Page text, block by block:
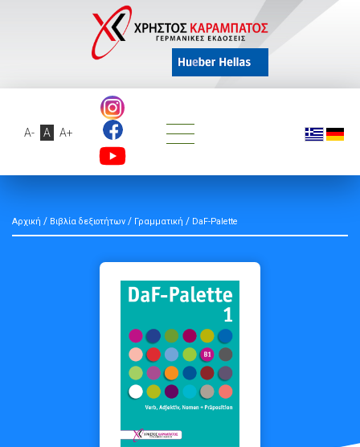
A- A A+
Αρχική / Βιβλία δεξιοτήτων / Γραμματική / DaF-Palette